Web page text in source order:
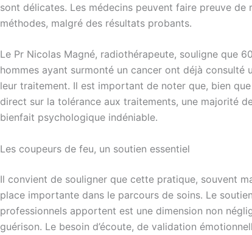
sont délicates. Les médecins peuvent faire preuve de
méthodes, malgré des résultats probants.
Le Pr Nicolas Magné, radiothérapeute, souligne que
hommes ayant surmonté un cancer ont déjà consulté
leur traitement. Il est important de noter que, bien que
direct sur la tolérance aux traitements, une majorité
bienfait psychologique indéniable.
Les coupeurs de feu, un soutien essentiel
Il convient de souligner que cette pratique, souvent
place importante dans le parcours de soins. Le
professionnels apportent est une dimension non
guérison. Le besoin d’écoute, de validation